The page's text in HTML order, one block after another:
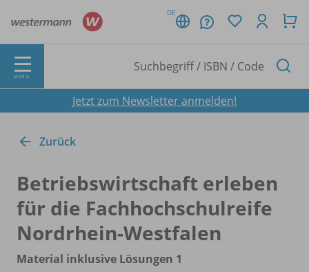
DE
MENÜ
Jetzt zum Newsletter anmelden!
Zurück
Betriebswirtschaft erleben
für die Fachhochschulreife
Nordrhein-Westfalen
Material inklusive Lösungen 1